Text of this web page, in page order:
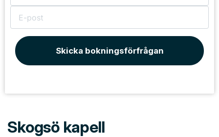
Skicka bokningsförfrågan
Skogsö kapell